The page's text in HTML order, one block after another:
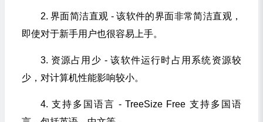
2. 界面简洁直观 - 该软件的界面非常简洁直观，
即使对于新手用户也很容易上手。
3. 资源占用少 - 该软件运行时占用系统资源较
少，对计算机性能影响较小。
4. 支持多国语言 - TreeSize Free 支持多国语